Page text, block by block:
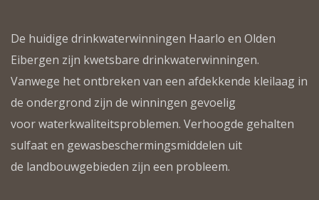
De huidige drinkwaterwinningen Haarlo en Olden
Eibergen zijn kwetsbare drinkwaterwinningen.
Vanwege het ontbreken van een afdekkende kleilaag in
de ondergrond zijn de winningen gevoelig
voor waterkwaliteitsproblemen. Verhoogde gehalten
sulfaat en gewasbeschermingsmiddelen uit
de landbouwgebieden zijn een probleem.